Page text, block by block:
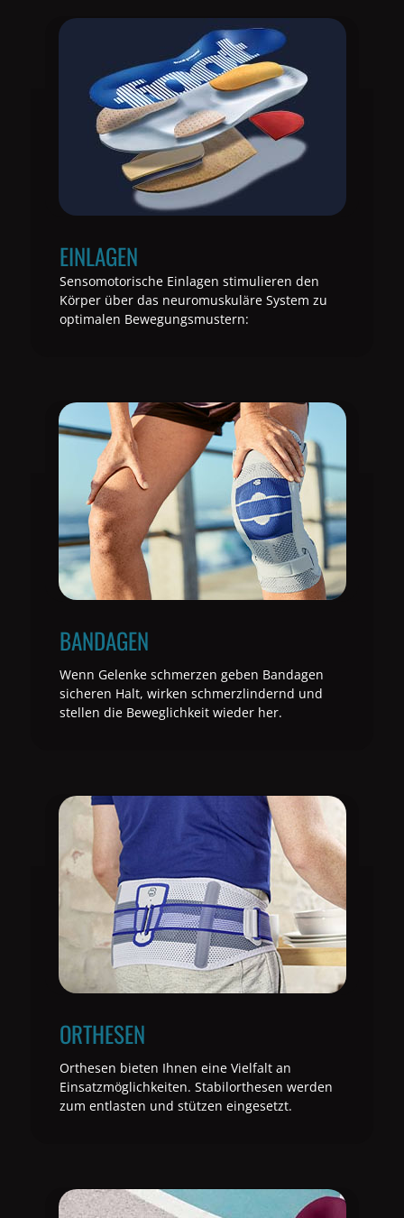
EINLAGEN
Sensomotorische Einlagen stimulieren den
Körper über das neuromuskuläre System zu
optimalen Bewegungsmustern:
BANDAGEN
Wenn Gelenke schmerzen geben Bandagen
sicheren Halt, wirken schmerzlindernd und
stellen die Beweglichkeit wieder her.
ORTHESEN
Orthesen bieten Ihnen eine Vielfalt an
Einsatzmöglichkeiten. Stabilorthesen werden
zum entlasten und stützen eingesetzt.